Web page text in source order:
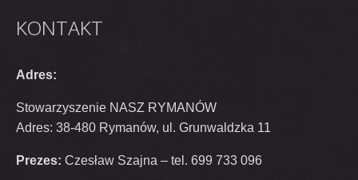
KONTAKT
Adres:
Stowarzyszenie NASZ RYMANÓW
Adres: 38-480 Rymanów, ul. Grunwaldzka 11
Prezes: Czesław Szajna – tel. 699 733 096